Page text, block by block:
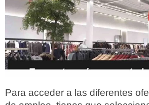
Para acceder a las diferentes